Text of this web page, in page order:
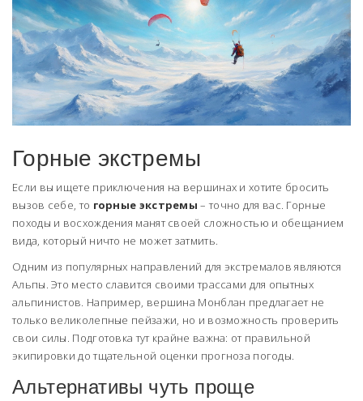
Горные экстремы
Если вы ищете приключения на вершинах и хотите бросить
вызов себе, то горные экстремы – точно для вас. Горные
походы и восхождения манят своей сложностью и обещанием
вида, который ничто не может затмить.
Одним из популярных направлений для экстремалов являются
Альпы. Это место славится своими трассами для опытных
альпинистов. Например, вершина Монблан предлагает не
только великолепные пейзажи, но и возможность проверить
свои силы. Подготовка тут крайне важна: от правильной
экипировки до тщательной оценки прогноза погоды.
Альтернативы чуть проще